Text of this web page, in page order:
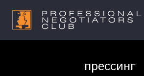
прессинг